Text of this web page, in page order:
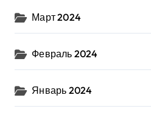
Март 2024
Февраль 2024
Январь 2024